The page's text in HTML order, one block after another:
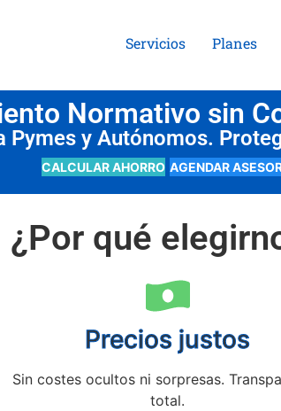
Servicios Planes
Normativo sin
y Autónomos.
CALCULAR AHORRO AGENDAR
¿Por qué
Precios justos
Sin costes ocultos ni sorpresas.
total.